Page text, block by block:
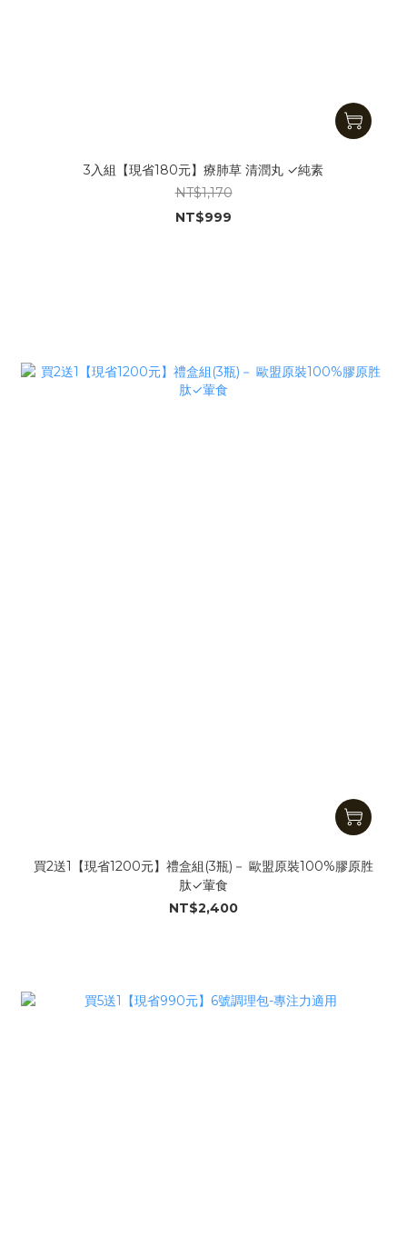
3入組【現省180元】療肺草 清潤丸 ✓純素
NT$1,170
NT$999
買2送1【現省1200元】禮盒組(3瓶)－ 歐盟原裝100%膠原胜
肽✓葷食
NT$2,400